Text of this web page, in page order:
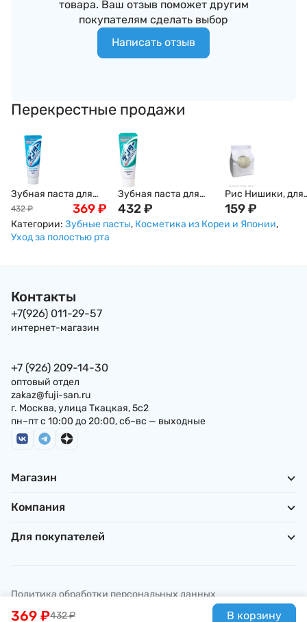
432₽
369 ₽ В корзину
товара. Ваш отзыв поможет другим
покупателям сделать выбор
Написать отзыв
Перекрестные продажи
Зубная паста для
защиты от кариеса
с микропудрой
"Суперохлаждающа
я" Dentor Clear Super
432 ₽ 369₽
Зубная паста для
защиты от кариеса
с микропудрой
432₽
Рис Нишики, для
суши и роллов,
159₽
Категории: Зубные пасты, Косметика из Кореи и Японии,
Уход за полостью рта
Контакты
+7(926) 011-29-57
интернет-магазин
+7 (926) 209-14-30
оптовый отдел
zakaz@fuji-san.ru
г. Москва, улица Ткацкая, 5с2
пн–пт с 10:00 до 20:00, сб–вс — выходные
Магазин
Компания
Для покупателей
Политика обработки персональных данных